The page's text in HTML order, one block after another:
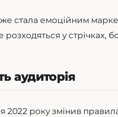
стала емоційним
у стрічках,
аудиторія
2022 року змінив